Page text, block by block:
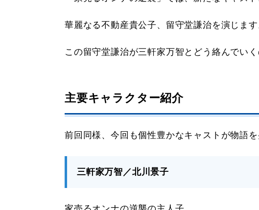
華麗なる不動産貴公子、留守堂謙治を演じます
この留守堂謙治が三軒家万智とどう絡んでい
主要キャラクター紹介
前回同様、今回も個性豊かなキャストが物語を
三軒家万智／北川景子